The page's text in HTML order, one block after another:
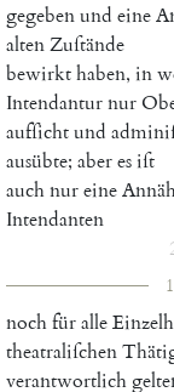
gegebenund eine
altenZuſtände
bewirkthaben, in
Intendanturnur
aufſichtund
ausübte; aberesiſt
auchnureine
Intendanten
nochfüralle
theatraliſchen
verantwortlich